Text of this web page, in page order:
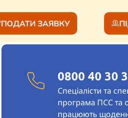
ПОДАТИ ЗАЯВКУ
0800 40 30
Спеціалісти та
програма ПСС та
працюють